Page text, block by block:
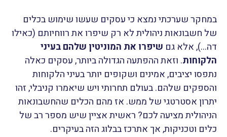
במחקר שערכתי נמצא כי עסקים שעשו שימוש בכלים
של חשבונאות ניהולית לא רק שיפרו את רווחיותם (כאילו
דה…), אלא גם שיפרו את המוניטין שלהם בעיני
הלקוחות. וזאת ההפתעה הגדולה ביותר, עסקים כאלה
נתפסו יציבים, אמינים ושקופים יותר בעיני הלקוחות
והספקים שלהם. בעולם תחרותי ויש שיאמרו קניבלי, זהו
יתרון אסטרטגי של ממש. אז מהם הכלים שהחשבונאות
הניהולית מציעה לכם? ראשית אציין שיש מספר רב של
כלים וטכניקות, אך אתרכז בבלוג הזה בעיקרים.